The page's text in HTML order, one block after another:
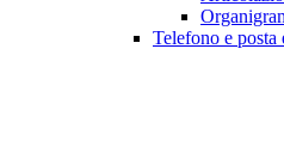
Telefono e posta